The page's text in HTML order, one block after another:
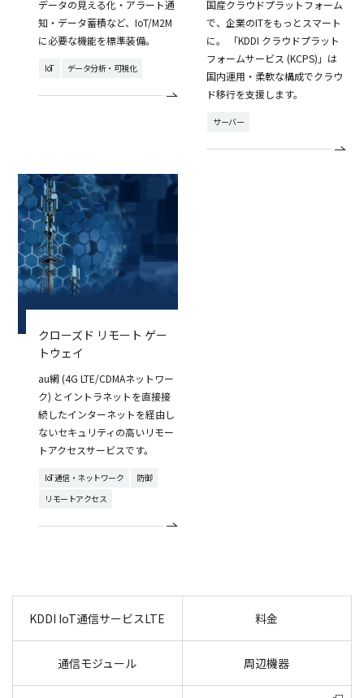
データの見える化・アラート通
知・データ蓄積など、IoT/M2M
に必要な機能を標準装備。
IoT データ分析・可視化
国産クラウドプラットフォーム
で、企業のITをもっとスマート
に。 「KDDI クラウドプラット
フォームサービス (KCPS)」は
国内運用・柔軟な構成でクラウ
ド移行を支援します。
サーバー
クローズド リモート ゲー
トウェイ
au網 (4G LTE/CDMAネットワー
ク) とイントラネットを直接接
続したインターネットを経由し
ないセキュリティの高いリモー
トアクセスサービスです。
IoT通信・ネットワーク
防御
リモートアクセス
KDDI IoT通信サービスLTE 料金
通信モジュール 周辺機器